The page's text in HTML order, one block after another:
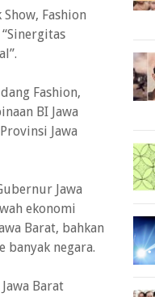
Fashion
Fashion,
BI Jawa
Jawa
Jawa
ekonomi
Barat, bahkan
banyak negara.
Barat